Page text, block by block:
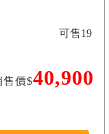
售價$40,900
可售19